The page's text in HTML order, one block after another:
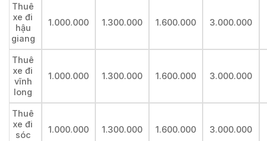
Thuê
xe đi
hậu
giang
1.000.000 1.300.000 1.600.000 3.000.000
Thuê
xe đi
vĩnh
long
1.000.000 1.300.000 1.600.000 3.000.000
Thuê
xe đi
sóc
1.000.000 1.300.000 1.600.000 3.000.000